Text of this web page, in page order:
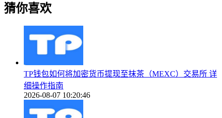
猜你喜欢
TP钱包如何将加密货币提现至抹茶（MEXC）交易所 详
细操作指南
2026-08-07 10:20:46